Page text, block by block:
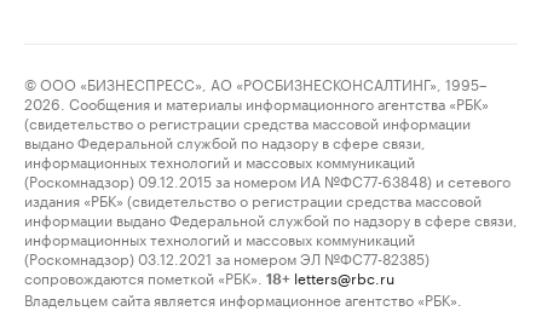
© ООО «БИЗНЕСПРЕСС», АО «РОСБИЗНЕСКОНСАЛТИНГ», 1995–
2026. Сообщения и материалы информационного агентства «РБК»
(свидетельство о регистрации средства массовой информации
выдано Федеральной службой по надзору в сфере связи,
информационных технологий и массовых коммуникаций
(Роскомнадзор) 09.12.2015 за номером ИА №ФС77-63848) и сетевого
издания «РБК» (свидетельство о регистрации средства массовой
информации выдано Федеральной службой по надзору в сфере связи,
информационных технологий и массовых коммуникаций
(Роскомнадзор) 03.12.2021 за номером ЭЛ №ФС77-82385)
сопровождаются пометкой «РБК».
18+ letters@rbc.ru
Владельцем сайта является информационное агентство «РБК».